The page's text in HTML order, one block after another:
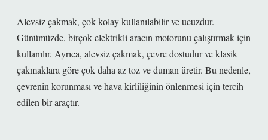
Alevsiz çakmak, çok kolay kullanılabilir ve ucuzdur.
Günümüzde, birçok elektrikli aracın motorunu çalıştırmak için
kullanılır. Ayrıca, alevsiz çakmak, çevre dostudur ve klasik
çakmaklara göre çok daha az toz ve duman üretir. Bu nedenle,
çevrenin korunması ve hava kirliliğinin önlenmesi için tercih
edilen bir araçtır.